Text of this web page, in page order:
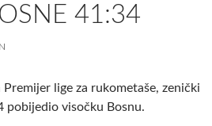
41:34
lige za rukometaše, zenički
pobijedio visočku Bosnu.